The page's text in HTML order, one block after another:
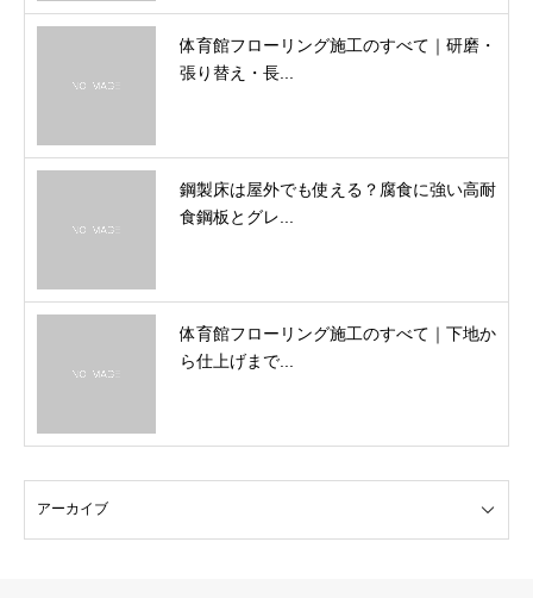
体育館フローリング施工のすべて｜研磨・
張り替え・長...
鋼製床は屋外でも使える？腐食に強い高耐
食鋼板とグレ...
体育館フローリング施工のすべて｜下地か
ら仕上げまで...